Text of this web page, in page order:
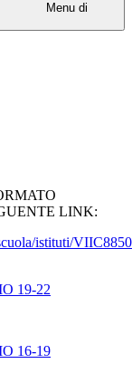
Menu di
LINK:
istituti/
19-22
16-19